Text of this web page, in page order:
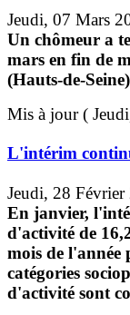
Jeudi, 07 Mars
Un chômeur a
mars en fin de
(Hauts-de-
Mis à jour (
L'intérim
Jeudi, 28
En janvier,
d'activité de
mois de l'année
catégories
d'activité sont